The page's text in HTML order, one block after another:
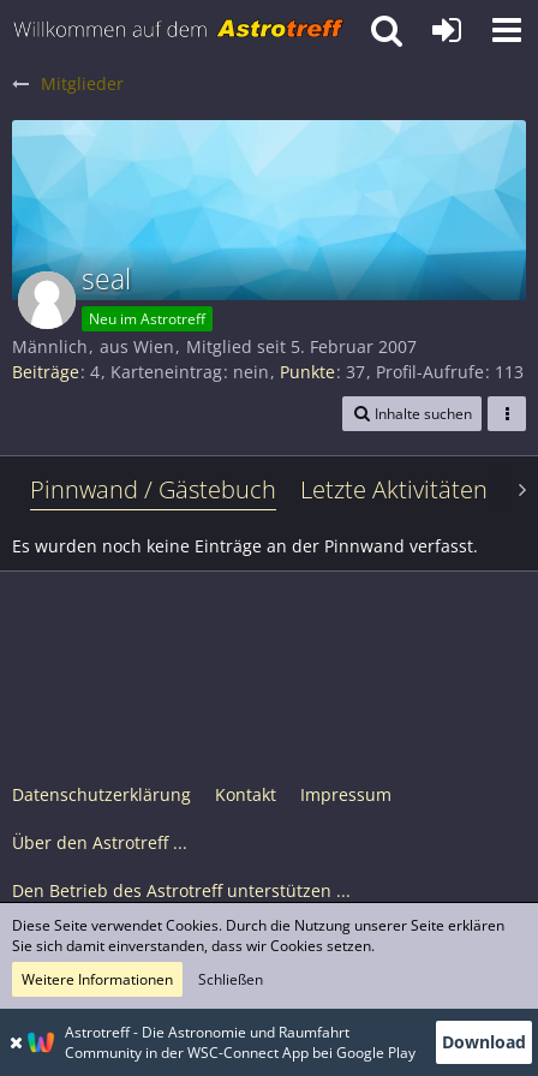
Mitglieder
seal
Neu im Astrotreff
Männlich aus Wien
Mitglied seit 5. Februar 2007
Beiträge 4 Karteneintrag nein Punkte 37 Profil-Aufrufe 113
Inhalte suchen
Pinnwand / Gästebuch Letzte Aktivitäten
Es wurden noch keine Einträge an der Pinnwand verfasst.
Datenschutzerklärung Kontakt Impressum
Über den Astrotreff ...
Den Betrieb des Astrotreff unterstützen ...
Nutzungsbedingungen
© Astrotreff 2001-2026, lizenziert unter CC BY-SA,
sofern für einzelne Inhalte nicht anders angegeben
Astrotreff - Die Astronomie und Raumfahrt
Community in der WSC-Connect App bei Google Play
Download
Diese Seite verwendet Cookies. Durch die Nutzung unserer Seite erklären
Sie sich damit einverstanden, dass wir Cookies setzen.
Weitere Informationen
Schließen